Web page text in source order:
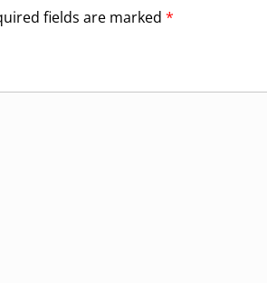
fields are marked *